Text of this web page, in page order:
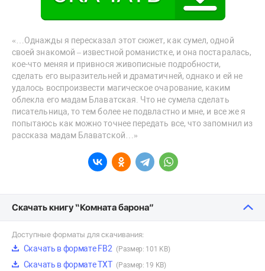
«…Однажды я пересказал этот сюжет, как сумел, одной
своей знакомой – известной романистке, и она постаралась,
кое-что меняя и привнося живописные подробности,
сделать его выразительней и драматичней, однако и ей не
удалось воспроизвести магическое очарование, каким
облекла его мадам Блаватская. Что не сумела сделать
писательница, то тем более не подвластно и мне, и все же я
попытаюсь как можно точнее передать все, что запомнил из
рассказа мадам Блаватской…»
Скачать книгу “Комната барона”
Доступные форматы для скачивания:
Скачать в формате FB2 (Размер: 101 KB)
Скачать в формате TXT (Размер: 19 KB)